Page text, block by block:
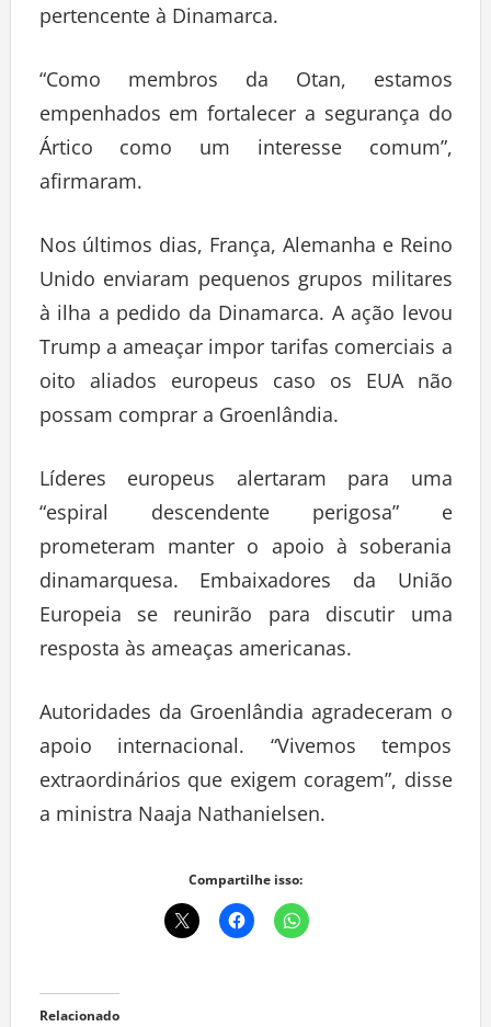
pertencente à Dinamarca.
“Como membros da Otan, estamos
empenhados em fortalecer a segurança do
Ártico como um interesse comum”,
afirmaram.
Nos últimos dias, França, Alemanha e Reino
Unido enviaram pequenos grupos militares
à ilha a pedido da Dinamarca. A ação levou
Trump a ameaçar impor tarifas comerciais a
oito aliados europeus caso os EUA não
possam comprar a Groenlândia.
Líderes europeus alertaram para uma
“espiral descendente perigosa” e
prometeram manter o apoio à soberania
dinamarquesa. Embaixadores da União
Europeia se reunirão para discutir uma
resposta às ameaças americanas.
Autoridades da Groenlândia agradeceram o
apoio internacional. “Vivemos tempos
extraordinários que exigem coragem”, disse
a ministra Naaja Nathanielsen.
Compartilhe isso:
Relacionado